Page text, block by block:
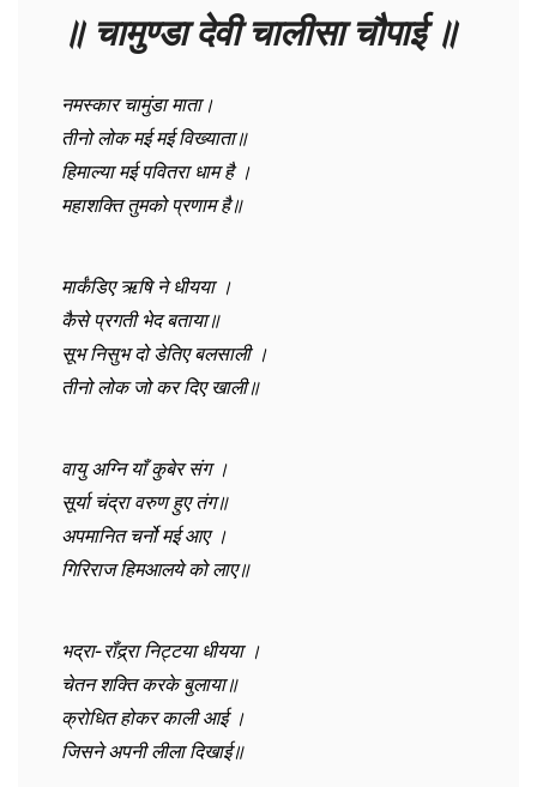
॥ चामुण्डा देवी चालीसा चौपाई ॥
नमस्कार चामुंडा माता।
तीनो लोक मई मई विख्याता॥
हिमाल्या मई पवितरा धाम है ।
महाशक्ति तुमको प्रणाम है॥
मार्कंडिए ऋषि ने धीयया ।
कैसे प्रगती भेद बताया॥
सूभ निसुभ दो डेतिए बलसाली ।
तीनो लोक जो कर दिए खाली॥
वायु अग्नि याँ कुबेर संग ।
सूर्या चंद्रा वरुण हुए तंग॥
अपमानित चर्नो मई आए ।
गिरिराज हिमआलये को लाए॥
भद्रा-रॉंद्र्रा निट्टया धीयया ।
चेतन शक्ति करके बुलाया॥
क्रोधित होकर काली आई ।
जिसने अपनी लीला दिखाई॥